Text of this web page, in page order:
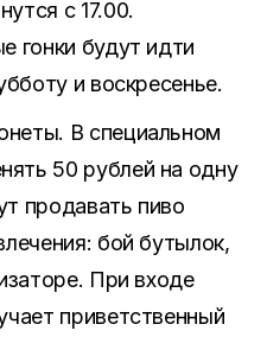
с 17.00.
гонки будут идти
и воскресенье.
В специальном
50 рублей на одну
продавать пиво
бой бутылок,
При входе
приветственный